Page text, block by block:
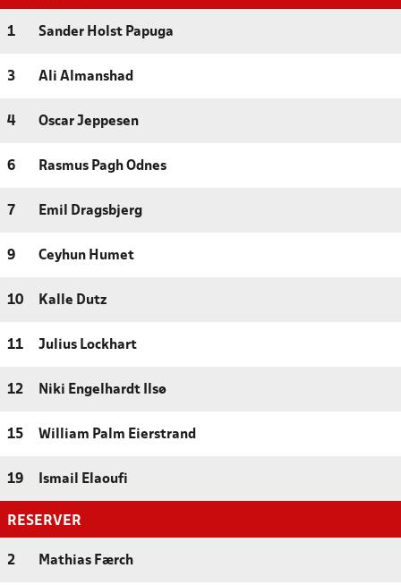
1 Sander Holst Papuga
3 Ali Almanshad
4 Oscar Jeppesen
6 Rasmus Pagh Odnes
7 Emil Dragsbjerg
9 Ceyhun Humet
10 Kalle Dutz
11 Julius Lockhart
12 Niki Engelhardt Ilsø
15 William Palm Eierstrand
19 Ismail Elaoufi
RESERVER
2 Mathias Færch